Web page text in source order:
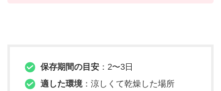
保存期間の目安 ：2〜3日
適した環境：涼しくて乾燥した場所